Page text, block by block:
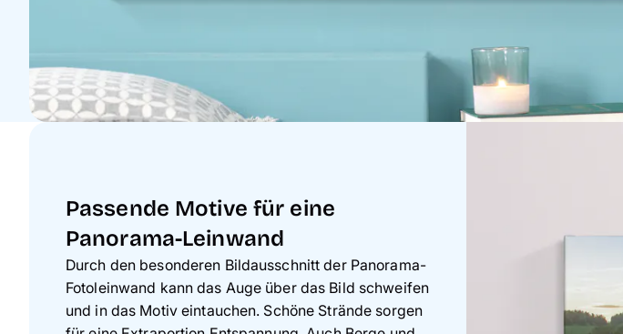
Passende Motive für eine
Panorama-Leinwand
Durch den besonderen Bildausschnitt der Panorama-
Fotoleinwand kann das Auge über das Bild schweifen
und in das Motiv eintauchen. Schöne Strände sorgen